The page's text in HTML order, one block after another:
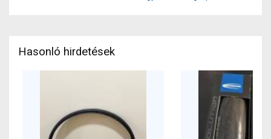
Hasonló hirdetések